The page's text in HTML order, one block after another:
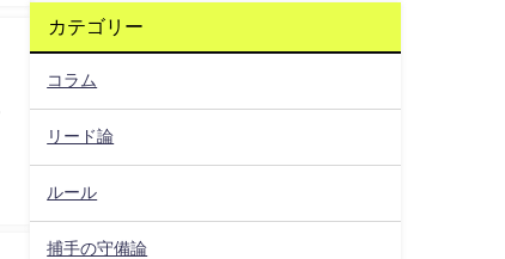
カテゴリー
コラム
リード論
ルール
捕手の守備論